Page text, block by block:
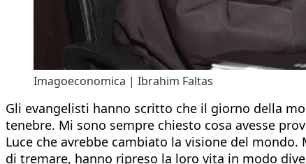
Imagoeconomica | Ibrahim Faltas
Gli evangelisti hanno scritto che il giorno della
tenebre. Mi sono sempre chiesto cosa avesse
Luce che avrebbe cambiato la visione del
di tremare, hanno ripreso la loro vita in modo